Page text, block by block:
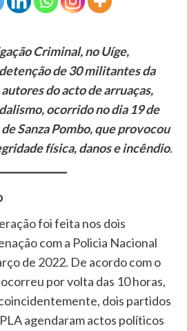
Criminal, no Uíge,
de 30 militantes da
do acto de arruaças,
ocorrido no dia 19 de
Sanza Pombo, que provocou
física, danos e incêndio.
foi feita nos dois
com a Policia Nacional
de 2022. De acordo com o
por volta das 10 horas,
dois partidos
agendaram actos políticos